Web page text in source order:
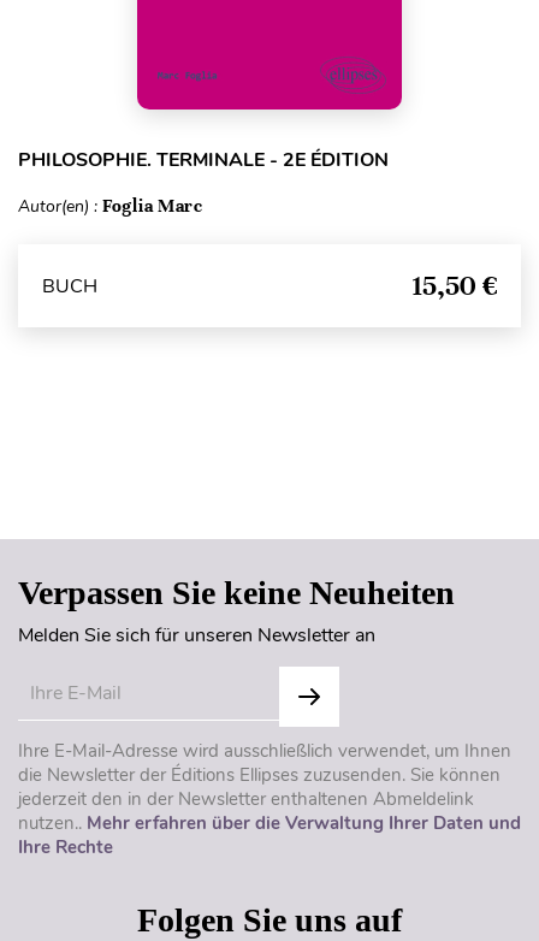
PHILOSOPHIE. TERMINALE - 2E ÉDITION
Autor(en) : Foglia Marc
BUCH 15,50 €
Verpassen Sie keine Neuheiten
Melden Sie sich für unseren Newsletter an
Ihre E-Mail-Adresse wird ausschließlich verwendet, um Ihnen
die Newsletter der Éditions Ellipses zuzusenden. Sie können
jederzeit den in der Newsletter enthaltenen Abmeldelink
nutzen.. Mehr erfahren über die Verwaltung Ihrer Daten und
Ihre Rechte
Folgen Sie uns auf